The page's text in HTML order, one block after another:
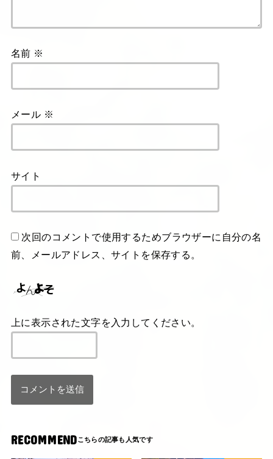
名前 ※
メール ※
サイト
次回のコメントで使用するためブラウザーに自分の名
前、メールアドレス、サイトを保存する。
上に表示された文字を入力してください。
RECOMMEND